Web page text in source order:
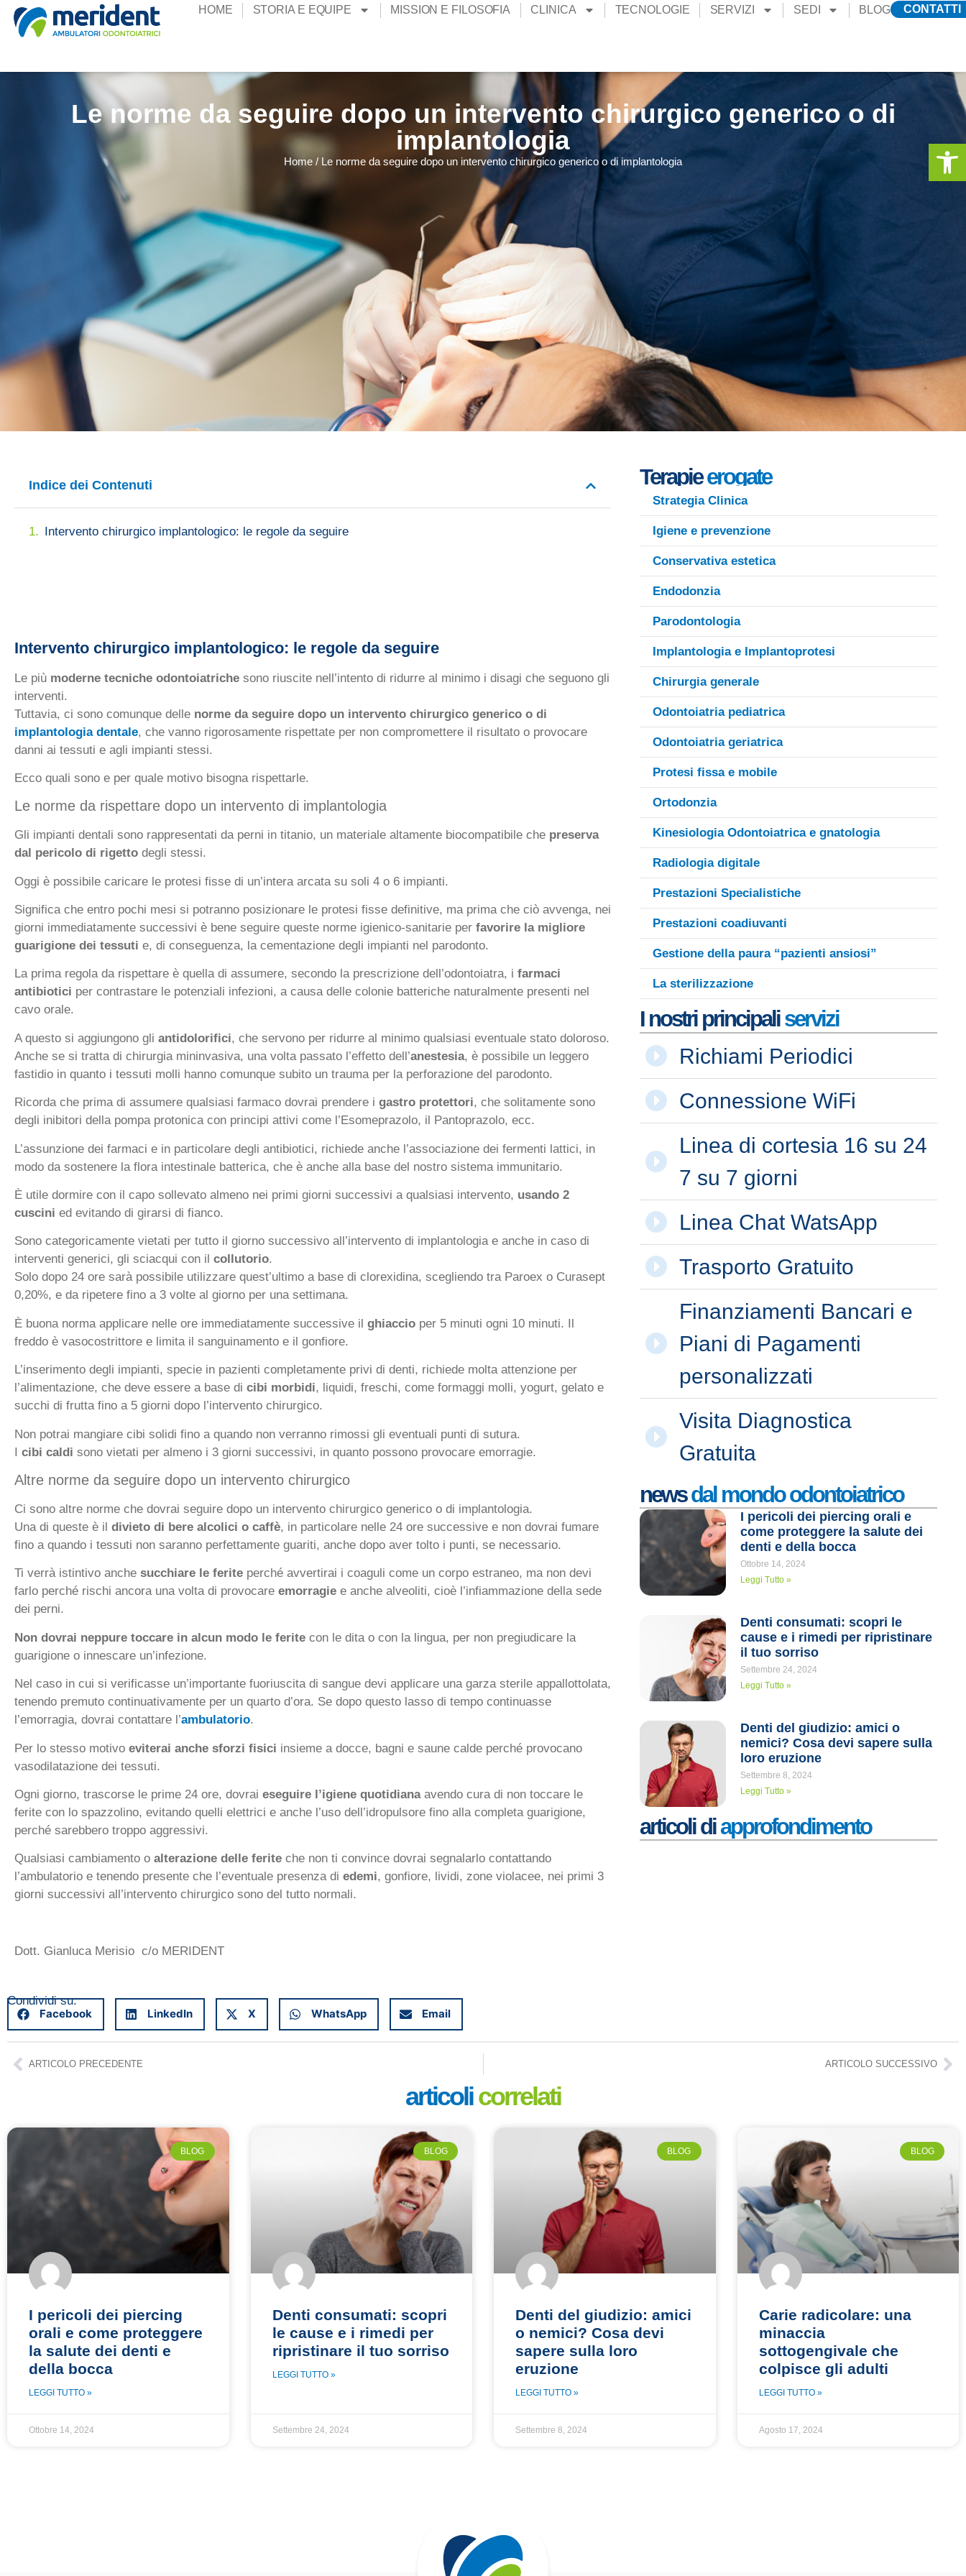
Apri la
HOME STORIA E EQUIPE MISSION E FILOSOFIA CLINICA TECNOLOGIE SERVIZI SEDI BLOG CONTATTI
Le norme da seguire dopo un intervento chirurgico generico o di
implantologia
Home / Le norme da seguire dopo un intervento chirurgico generico o di implantologia
Indice dei Contenuti
Intervento chirurgico implantologico: le regole da seguire
Intervento chirurgico implantologico: le regole da seguire
Le più moderne tecniche odontoiatriche sono riuscite nell’intento di ridurre al minimo i disagi che seguono gli
interventi.
Tuttavia, ci sono comunque delle norme da seguire dopo un intervento chirurgico generico o di
implantologia dentale, che vanno rigorosamente rispettate per non compromettere il risultato o provocare
danni ai tessuti e agli impianti stessi.
Ecco quali sono e per quale motivo bisogna rispettarle.
Le norme da rispettare dopo un intervento di implantologia
Gli impianti dentali sono rappresentati da perni in titanio, un materiale altamente biocompatibile che preserva
dal pericolo di rigetto degli stessi.
Oggi è possibile caricare le protesi fisse di un’intera arcata su soli 4 o 6 impianti.
Significa che entro pochi mesi si potranno posizionare le protesi fisse definitive, ma prima che ciò avvenga, nei
giorni immediatamente successivi è bene seguire queste norme igienico-sanitarie per favorire la migliore
guarigione dei tessuti e, di conseguenza, la cementazione degli impianti nel parodonto.
La prima regola da rispettare è quella di assumere, secondo la prescrizione dell’odontoiatra, i farmaci
antibiotici per contrastare le potenziali infezioni, a causa delle colonie batteriche naturalmente presenti nel
cavo orale.
A questo si aggiungono gli antidolorifici, che servono per ridurre al minimo qualsiasi eventuale stato doloroso.
Anche se si tratta di chirurgia mininvasiva, una volta passato l’effetto dell’anestesia, è possibile un leggero
fastidio in quanto i tessuti molli hanno comunque subito un trauma per la perforazione del parodonto.
Ricorda che prima di assumere qualsiasi farmaco dovrai prendere i gastro protettori, che solitamente sono
degli inibitori della pompa protonica con principi attivi come l’Esomeprazolo, il Pantoprazolo, ecc.
L’assunzione dei farmaci e in particolare degli antibiotici, richiede anche l’associazione dei fermenti lattici, in
modo da sostenere la flora intestinale batterica, che è anche alla base del nostro sistema immunitario.
È utile dormire con il capo sollevato almeno nei primi giorni successivi a qualsiasi intervento, usando 2
cuscini ed evitando di girarsi di fianco.
Sono categoricamente vietati per tutto il giorno successivo all’intervento di implantologia e anche in caso di
interventi generici, gli sciacqui con il collutorio.
Solo dopo 24 ore sarà possibile utilizzare quest’ultimo a base di clorexidina, scegliendo tra Paroex o Curasept
0,20%, e da ripetere fino a 3 volte al giorno per una settimana.
È buona norma applicare nelle ore immediatamente successive il ghiaccio per 5 minuti ogni 10 minuti. Il
freddo è vasocostrittore e limita il sanguinamento e il gonfiore.
L’inserimento degli impianti, specie in pazienti completamente privi di denti, richiede molta attenzione per
l’alimentazione, che deve essere a base di cibi morbidi, liquidi, freschi, come formaggi molli, yogurt, gelato e
succhi di frutta fino a 5 giorni dopo l’intervento chirurgico.
Non potrai mangiare cibi solidi fino a quando non verranno rimossi gli eventuali punti di sutura.
I cibi caldi sono vietati per almeno i 3 giorni successivi, in quanto possono provocare emorragie.
Altre norme da seguire dopo un intervento chirurgico
Ci sono altre norme che dovrai seguire dopo un intervento chirurgico generico o di implantologia.
Una di queste è il divieto di bere alcolici o caffè, in particolare nelle 24 ore successive e non dovrai fumare
fino a quando i tessuti non saranno perfettamente guariti, anche dopo aver tolto i punti, se necessario.
Ti verrà istintivo anche succhiare le ferite perché avvertirai i coaguli come un corpo estraneo, ma non devi
farlo perché rischi ancora una volta di provocare emorragie e anche alveoliti, cioè l’infiammazione della sede
dei perni.
Non dovrai neppure toccare in alcun modo le ferite con le dita o con la lingua, per non pregiudicare la
guarigione o innescare un’infezione.
Nel caso in cui si verificasse un’importante fuoriuscita di sangue devi applicare una garza sterile appallottolata,
tenendo premuto continuativamente per un quarto d’ora. Se dopo questo lasso di tempo continuasse
l’emorragia, dovrai contattare l’ambulatorio.
Per lo stesso motivo eviterai anche sforzi fisici insieme a docce, bagni e saune calde perché provocano
vasodilatazione dei tessuti.
Ogni giorno, trascorse le prime 24 ore, dovrai eseguire l’igiene quotidianaavendo cura di non toccare le
ferite con lo spazzolino, evitando quelli elettrici e anche l’uso dell’idropulsore fino alla completa guarigione,
perché sarebbero troppo aggressivi.
Qualsiasi cambiamento o alterazione delle ferite che non ti convince dovrai segnalarlo contattando
l’ambulatorio e tenendo presente che l’eventuale presenza di edemi, gonfiore, lividi, zone violacee, nei primi 3
giorni successivi all’intervento chirurgico sono del tutto normali.
Dott. Gianluca Merisio c/o MERIDENT
Terapieerogate
Strategia Clinica
Igiene e prevenzione
Conservativa estetica
Endodonzia
Parodontologia
Implantologia e Implantoprotesi
Chirurgia generale
Odontoiatria pediatrica
Odontoiatria geriatrica
Protesi fissa e mobile
Ortodonzia
Kinesiologia Odontoiatrica e gnatologia
Radiologia digitale
Prestazioni Specialistiche
Prestazioni coadiuvanti
Gestione della paura “pazienti ansiosi”
La sterilizzazione
I nostri principaliservizi
Richiami Periodici
Connessione WiFi
Linea di cortesia 16 su 24
7 su 7 giorni
Linea Chat WatsApp
Trasporto Gratuito
Finanziamenti Bancari e
Piani di Pagamenti
personalizzati
Visita Diagnostica
Gratuita
newsdal mondo odontoiatrico
I pericoli dei piercing orali e
come proteggere la salute dei
denti e della bocca
Ottobre 14, 2024
Leggi Tutto »
Denti consumati: scopri le
cause e i rimedi per ripristinare
il tuo sorriso
Settembre 24, 2024
Leggi Tutto »
Denti del giudizio: amici o
nemici? Cosa devi sapere sulla
loro eruzione
Settembre 8, 2024
Leggi Tutto »
articoli diapprofondimento
Condividi su:
Facebook
LinkedIn X WhatsApp Email
ARTICOLO PRECEDENTE ARTICOLO SUCCESSIVO
articolicorrelati
BLOG
I pericoli dei piercing
orali e come proteggere
la salute dei denti e
della bocca
LEGGI TUTTO »
Ottobre 14, 2024
BLOG
Denti consumati: scopri
le cause e i rimedi per
ripristinare il tuo sorriso
LEGGI TUTTO »
Settembre 24, 2024
BLOG
Denti del giudizio: amici
o nemici? Cosa devi
sapere sulla loro
eruzione
LEGGI TUTTO »
Settembre 8, 2024
BLOG
Carie radicolare: una
minaccia
sottogengivale che
colpisce gli adulti
LEGGI TUTTO »
Agosto 17, 2024